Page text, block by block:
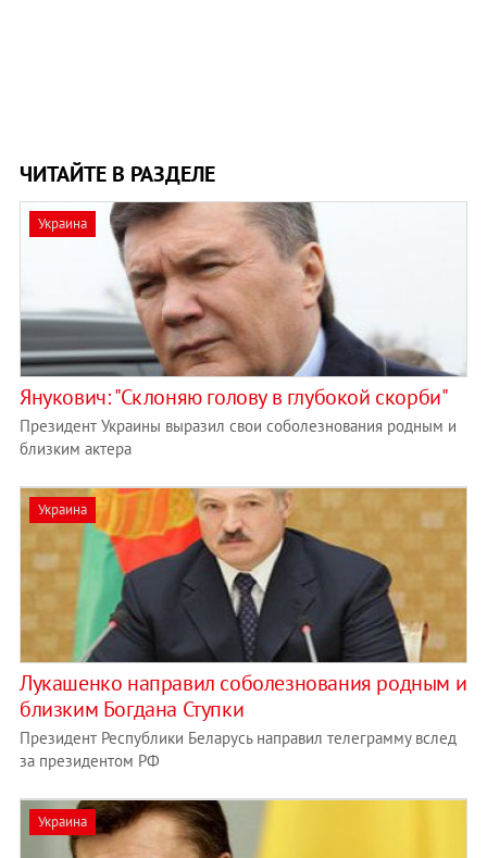
ЧИТАЙТЕ В РАЗДЕЛЕ
Украина
Янукович: "Склоняю голову в глубокой скорби"
Президент Украины выразил свои соболезнования родным и
близким актера
Украина
Лукашенко направил соболезнования родным и
близким Богдана Ступки
Президент Республики Беларусь направил телеграмму вслед
за президентом РФ
Украина